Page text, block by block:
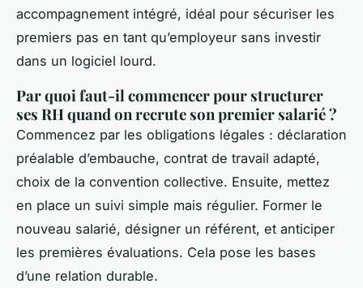
accompagnement intégré, idéal pour sécuriser les
premiers pas en tant qu’employeur sans investir
dans un logiciel lourd.
Par quoi faut-il commencer pour structurer
ses RH quand on recrute son premier salarié ?
Commencez par les obligations légales : déclaration
préalable d’embauche, contrat de travail adapté,
choix de la convention collective. Ensuite, mettez
en place un suivi simple mais régulier. Former le
nouveau salarié, désigner un référent, et anticiper
les premières évaluations. Cela pose les bases
d’une relation durable.